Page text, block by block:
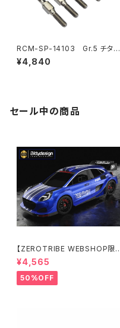
RCM-SP-14103 Gr.5 チタン
ターンバックルセット(オプショ
ン)
¥4,840
セール中の商品
【ZEROTRIBE WEBSHOP限
定価格】BDRX-190P10R P1
0R クリアーボディ 1/10 ラリー
190mm ライトウェイト
¥4,565
50%OFF